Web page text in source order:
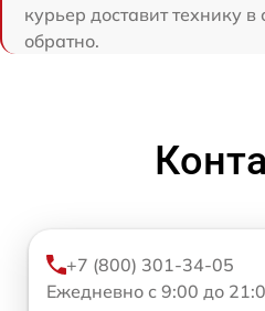
курьер доставит технику
обратно.
+7 (800) 301-34-05
Ежедневно с 9:00 до